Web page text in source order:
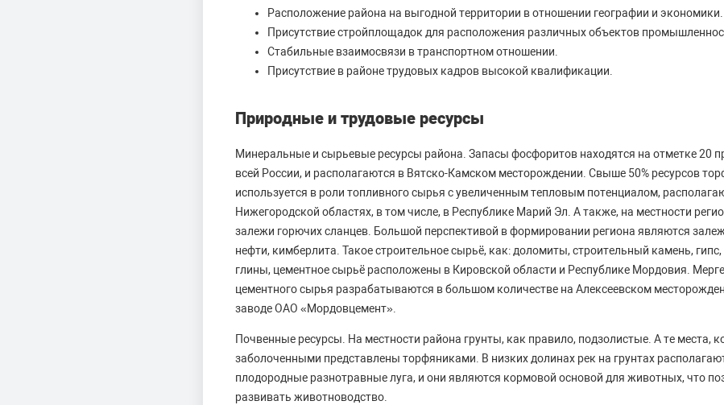
Расположение района на выгодной территории в отношении географии и экономики.
Присутствие стройплощадок для расположения различных объектов
Стабильные взаимосвязи в транспортном отношении.
Присутствие в районе трудовых кадров высокой квалификации.
Природные и трудовые ресурсы
Минеральные и сырьевые ресурсы района. Запасы фосфоритов находятся на отметке 20
всей России, и располагаются в Вятско-Камском месторождении. Свыше 50% ресурсов
используется в роли топливного сырья с увеличенным тепловым потенциалом,
Нижегородской областях, в том числе, в Республике Марий Эл. А также, на местности
залежи горючих сланцев. Большой перспективой в формировании региона являются
нефти, кимберлита. Такое строительное сырьё, как: доломиты, строительный камень,
глины, цементное сырьё расположены в Кировской области и Республике Мордовия.
цементного сырья разрабатываются в большом количестве на Алексеевском
заводе ОАО «Мордовцемент».
Почвенные ресурсы. На местности района грунты, как правило, подзолистые. А те места,
заболоченными представлены торфяниками. В низких долинах рек на грунтах
плодородные разнотравные луга, и они являются кормовой основой для животных, что
развивать животноводство.